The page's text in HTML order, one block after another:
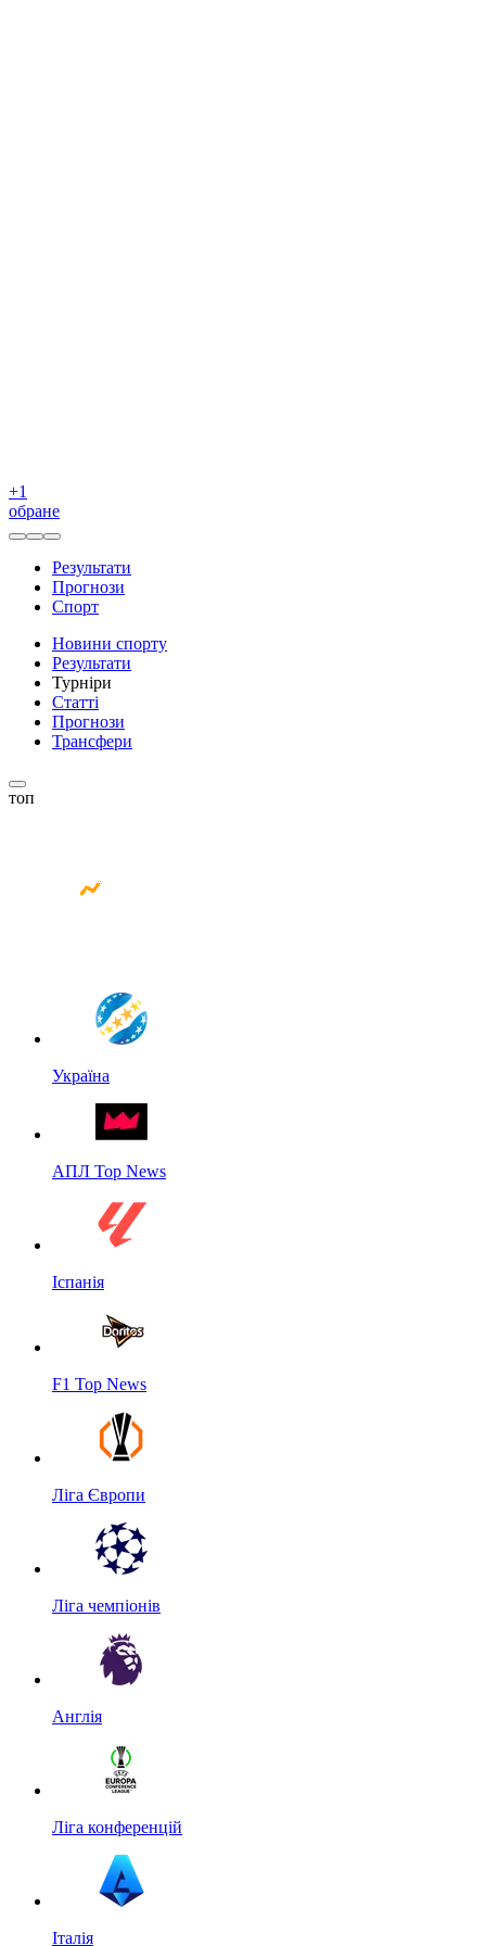
+1
обране
Результати
Прогнози
Спорт
Новини спорту
Результати
Турніри
Статті
Прогнози
Трансфери
топ
Україна
АПЛ Top News
Іспанія
F1 Top News
Ліга Європи
Ліга чемпіонів
Англія
Ліга конференцій
Італія